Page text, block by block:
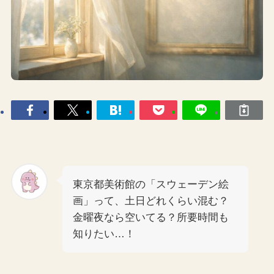
東京都美術館の「スウェーデン絵
画」って、土日どれくらい混む？
金曜夜なら空いてる？所要時間も
知りたい…！